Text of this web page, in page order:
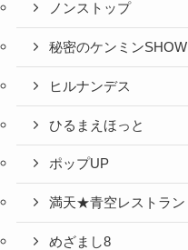
ノンストップ
秘密のケンミンSHOW
ヒルナンデス
ひるまえほっと
ポップUP
満天★青空レストラン
めざまし8